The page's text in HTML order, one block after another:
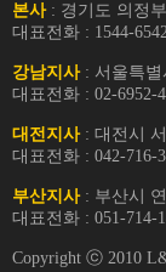
본사: 경기도 의정
대표전화 : 1544-
강남지사: 서울특별
대표전화 : 02-6952-
대전지사: 대전시 서
대표전화 : 042-716-
부산지사: 부산시
대표전화 : 051-714-
Copyright ⓒ 2010